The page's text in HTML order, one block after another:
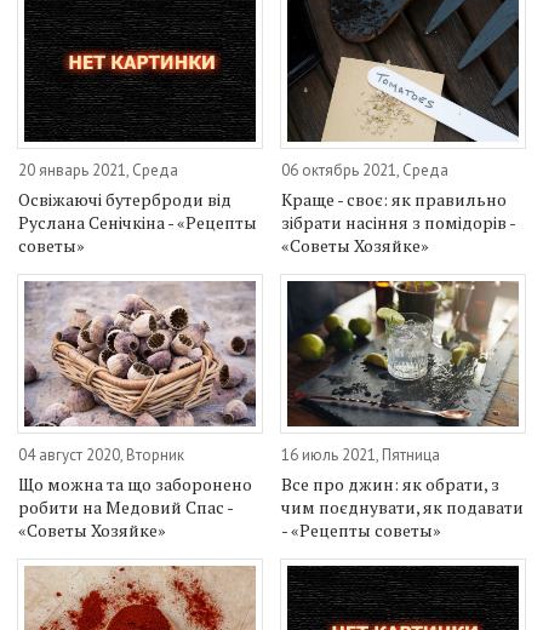
20 январь 2021, Среда
Освіжаючі бутерброди від
Руслана Сенічкіна - «Рецепты
советы»
06 октябрь 2021, Среда
Краще - своє: як правильно
зібрати насіння з помідорів -
«Советы Хозяйке»
04 август 2020, Вторник
Що можна та що заборонено
робити на Медовий Спас -
«Советы Хозяйке»
16 июль 2021, Пятница
Все про джин: як обрати, з
чим поєднувати, як подавати
- «Рецепты советы»